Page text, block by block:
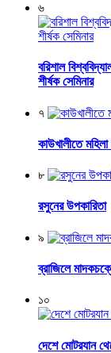
৬
বরিশাল
শীর্ষক সেমিনার
৭
কাউখালীতে
৮
রসুনের উপকারিতা
৯
ব্রাজিলে
১০
দেশে মোটরযান